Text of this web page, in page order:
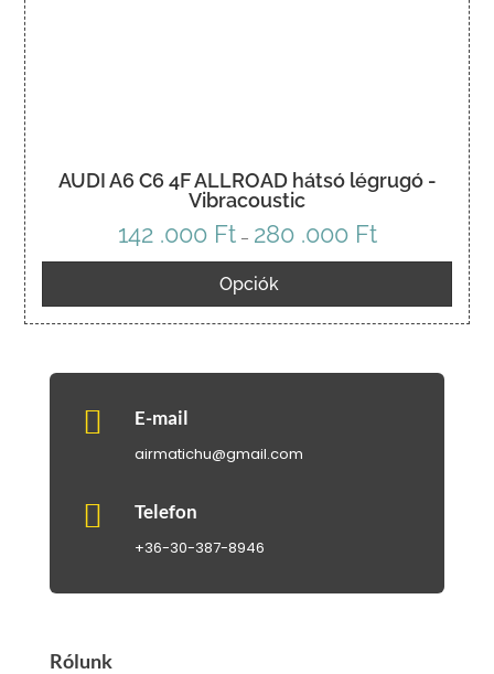
AUDI A6 C6 4F ALLROAD hátsó légrugó -
Vibracoustic
142 .000 Ft – 280 .000 FtÁrtartomány:
142
-
Opciók
 E-mail
airmatichu@gmail.com
 Telefon
+36-30-387-8946
Rólunk